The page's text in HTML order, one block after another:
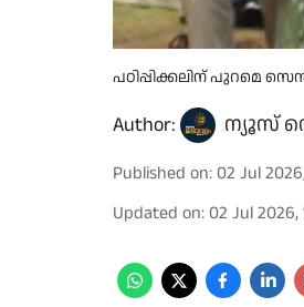
പഠിപ്പിക്കലിന് പുറമെ
Author: ന്യൂസ്
Published on: 02 Jul
Updated on: 02 Jul 2026,